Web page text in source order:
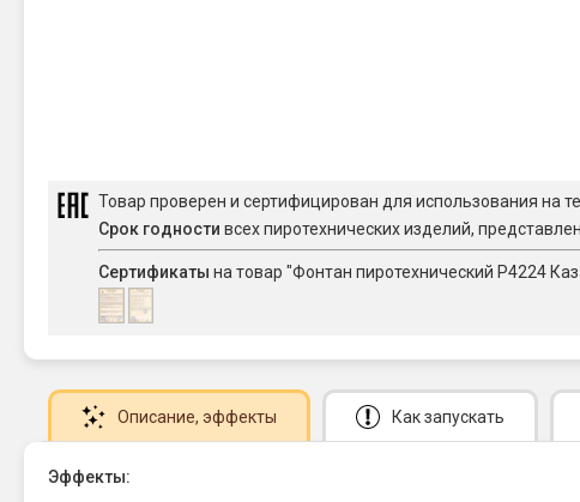
Товар проверен и сертифицирован для использования на
Срок годности всех пиротехнических изделий,
Сертификаты на товар "Фонтан пиротехнический Р4224
Описание, эффекты Как запускать
Эффекты: